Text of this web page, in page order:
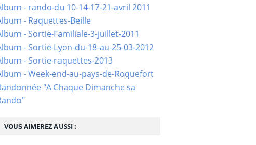
VOUS AIMEREZ AUSSI :
- rando-du 10-14-17-21-avril 2011
- Raquettes-Beille
- Sortie-Familiale-3-juillet-2011
- Sortie-Lyon-du-18-au-25-03-2012
- Sortie-raquettes-2013
- Week-end-au-pays-de-Roquefort
"A Chaque Dimanche sa